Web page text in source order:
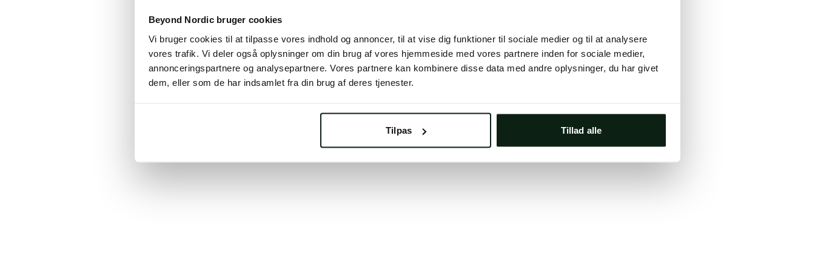
Beyond Nordic bruger cookies
Vi bruger cookies til at tilpasse vores indhold og annoncer, til at vise dig funktioner til sociale medier og til at analysere
vores trafik. Vi deler også oplysninger om din brug af vores hjemmeside med vores partnere inden for sociale medier,
annonceringspartnere og analysepartnere. Vores partnere kan kombinere disse data med andre oplysninger, du har givet
dem, eller som de har indsamlet fra din brug af deres tjenester.
Tilpas Tillad alle
Clearing your browser cache may also help in some cases.
We apologize for the inconvenience.